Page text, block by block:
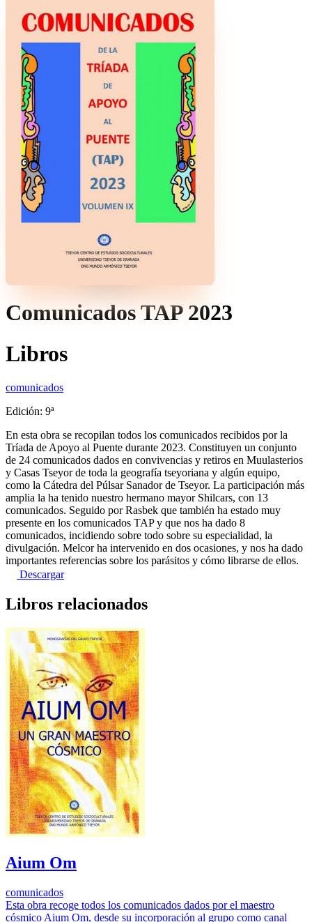
Comunicados TAP 2023
Libros
comunicados
Edición: 9ª
En esta obra se recopilan todos los comunicados recibidos por la
Tríada de Apoyo al Puente durante 2023. Constituyen un conjunto
de 24 comunicados dados en convivencias y retiros en Muulasterios
y Casas Tseyor de toda la geografía tseyoriana y algún equipo,
como la Cátedra del Púlsar Sanador de Tseyor. La participación más
amplia la ha tenido nuestro hermano mayor Shilcars, con 13
comunicados. Seguido por Rasbek que también ha estado muy
presente en los comunicados TAP y que nos ha dado 8
comunicados, incidiendo sobre todo sobre su especialidad, la
divulgación. Melcor ha intervenido en dos ocasiones, y nos ha dado
importantes referencias sobre los parásitos y cómo librarse de ellos.
Descargar
Libros relacionados
Aium Om
comunicados
Esta obra recoge todos los comunicados dados por el maestro
cósmico Aium Om, desde su incorporación al grupo como canal